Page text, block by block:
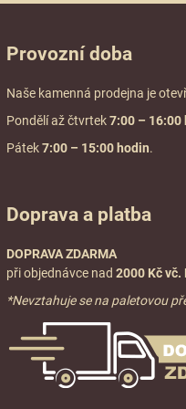
Provozní doba
Naše kamenná prodejna je
Pondělí až čtvrtek7:00 – 16:00
Pátek7:00 – 15:00 hodin.
Doprava a platba
DOPRAVA ZDARMA
při objednávce nad 2000 Kč vč.
*Nevztahuje se na paletovou